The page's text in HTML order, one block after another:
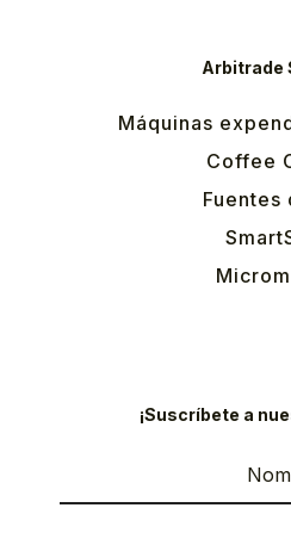
Arbitrade
Máquinas
Coffee
Fuentes
¡Suscríbete a